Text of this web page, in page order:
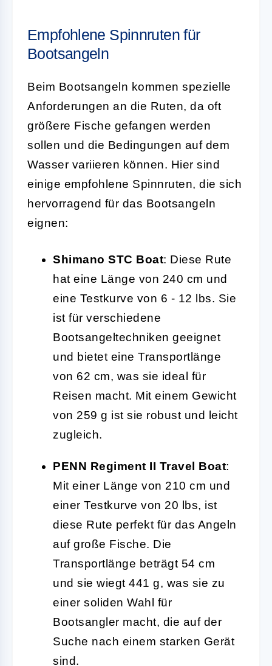
Empfohlene Spinnruten für
Bootsangeln
Beim Bootsangeln kommen spezielle
Anforderungen an die Ruten, da oft
größere Fische gefangen werden
sollen und die Bedingungen auf dem
Wasser variieren können. Hier sind
einige empfohlene Spinnruten, die sich
hervorragend für das Bootsangeln
eignen:
Shimano STC Boat: Diese Rute
hat eine Länge von 240 cm und
eine Testkurve von 6 - 12 lbs. Sie
ist für verschiedene
Bootsangeltechniken geeignet
und bietet eine Transportlänge
von 62 cm, was sie ideal für
Reisen macht. Mit einem Gewicht
von 259 g ist sie robust und leicht
zugleich.
PENN Regiment II Travel Boat:
Mit einer Länge von 210 cm und
einer Testkurve von 20 lbs, ist
diese Rute perfekt für das Angeln
auf große Fische. Die
Transportlänge beträgt 54 cm
und sie wiegt 441 g, was sie zu
einer soliden Wahl für
Bootsangler macht, die auf der
Suche nach einem starken Gerät
sind.